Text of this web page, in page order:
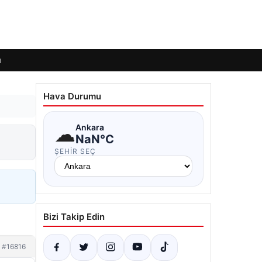
#16816
Hava Durumu
☁Ankara
NaN°C
ŞEHIR SEÇ
Bizi Takip Edin